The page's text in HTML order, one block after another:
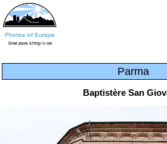
Parma
Baptistère San